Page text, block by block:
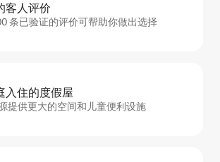
客人评价
条已验证的评价可帮助你做出选择
入住的度假屋
提供更大的空间和儿童便利设施